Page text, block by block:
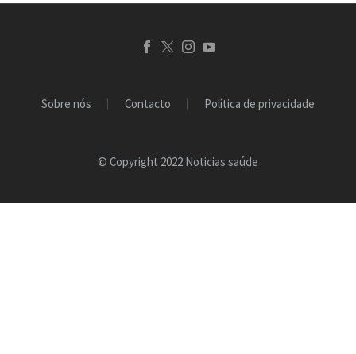
Sobre nós Contacto Política de privacidade
© Copyright 2022 Noticias saúde